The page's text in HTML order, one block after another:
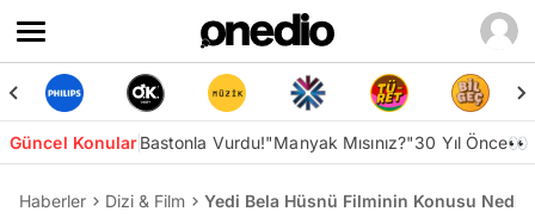
Güncel KonularBastonla Vurdu!"Manyak Mısınız?"30 Yıl Önce👀
Haberler Dizi & Film Yedi Bela Hüsnü Filminin Konusu